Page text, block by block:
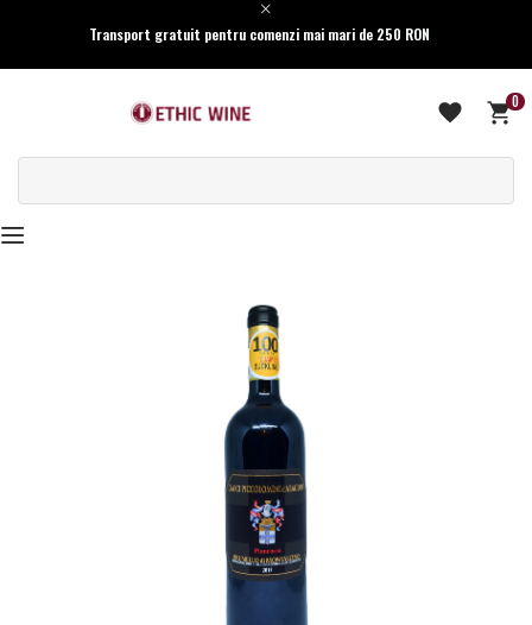
Transport gratuit pentru comenzi mai mari de 250 RON
0